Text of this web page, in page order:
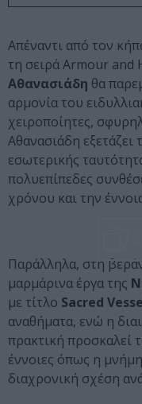
Απέναντι από τον
τη σειρά Armour and
Αθανασιάδη θα
αρμονία του
χειροποίητες,
Αθανασιάδη
εσωτερικής
πολυεπίπεδες
χρόνου και την
Παράλληλα, στη
μαρμάρινα έργα της
με τίτλο Sacred
αναθήματα, ενώ η
πρακτική προσκαλεί
έννοιες όπως η
διαχρονική σχέση